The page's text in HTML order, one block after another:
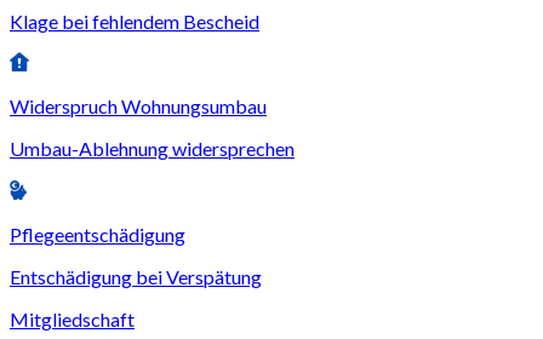
Klage bei fehlendem Bescheid
Widerspruch Wohnungsumbau
Umbau-Ablehnung widersprechen
Pflegeentschädigung
Entschädigung bei Verspätung
Mitgliedschaft